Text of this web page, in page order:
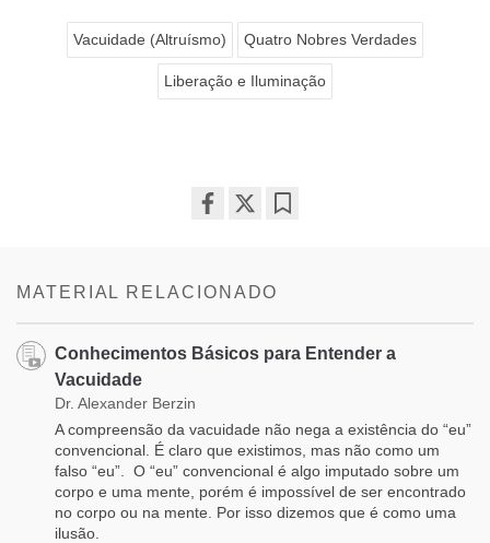
Vacuidade (Altruísmo) Quatro Nobres Verdades
Liberação e Iluminação
MATERIAL RELACIONADO
Conhecimentos Básicos para Entender a
Vacuidade
Dr. Alexander Berzin
A compreensão da vacuidade não nega a existência do “eu”
convencional. É claro que existimos, mas não como um
falso “eu”. O “eu” convencional é algo imputado sobre um
corpo e uma mente, porém é impossível de ser encontrado
no corpo ou na mente. Por isso dizemos que é como uma
ilusão.